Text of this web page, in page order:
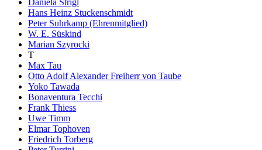
Hans Heinz Stuckenschmidt
Peter Suhrkamp (Ehrenmitglied)
W. E. Süskind
Marian Szyrocki
T
Max Tau
Otto Adolf Alexander Freiherr von Taube
Yoko Tawada
Bonaventura Tecchi
Frank Thiess
Uwe Timm
Elmar Tophoven
Friedrich Torberg